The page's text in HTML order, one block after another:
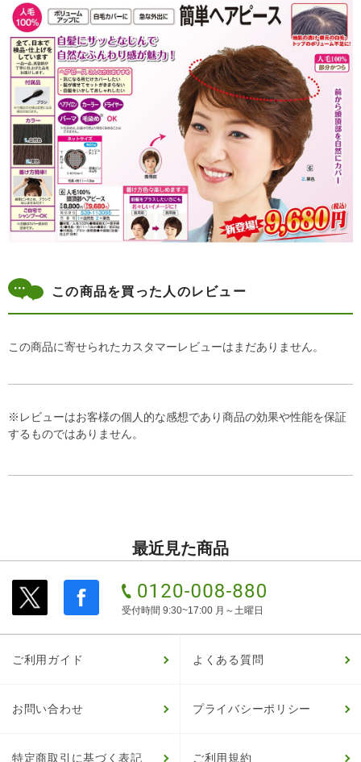
この商品を買った人のレビュー
この商品に寄せられたカスタマーレビューはまだありません。
※レビューはお客様の個人的な感想であり商品の効果や性能を保証
するものではありません。
最近見た商品
受付時間 9:30~17:00 月～土曜日
ご利用ガイド よくある質問
お問い合わせ プライバシーポリシー
特定商取引に基づく表記 ご利用規約